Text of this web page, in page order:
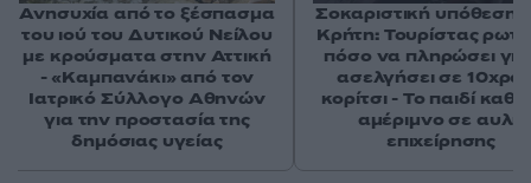
Ανησυχία από το ξέσπασμα
του ιού του Δυτικού Νείλου
με κρούσματα στην Αττική
- «Καμπανάκι» από τον
Ιατρικό Σύλλογο Αθηνών
για την προστασία της
δημόσιας υγείας
Σοκαριστική υπόθεση
Κρήτη: Τουρίστας
πόσο να πληρώσει
ασελγήσει σε
κορίτσι - Το παιδί
αμέριμνο σε αυλή
επιχείρησης